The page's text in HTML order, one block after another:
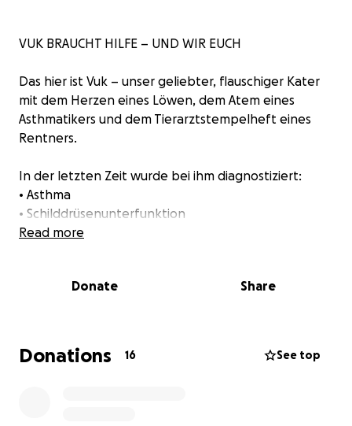
VUK BRAUCHT HILFE – UND WIR EUCH
Das hier ist Vuk – unser geliebter, flauschiger Kater
mit dem Herzen eines Löwen, dem Atem eines
Asthmatikers und dem Tierarztstempelheft eines
Rentners.
In der letzten Zeit wurde bei ihm diagnostiziert:
• Asthma
• Schilddrüsenunterfunktion
• Zahnentzündung – mehrere Zähne mussten
gemacht haben
Nachsorge, regelmäßige Kontrollen – und leider
auch: eine unfassbar hohe Rechnung, die uns
Read more
Donate Share
Donations 16 See top